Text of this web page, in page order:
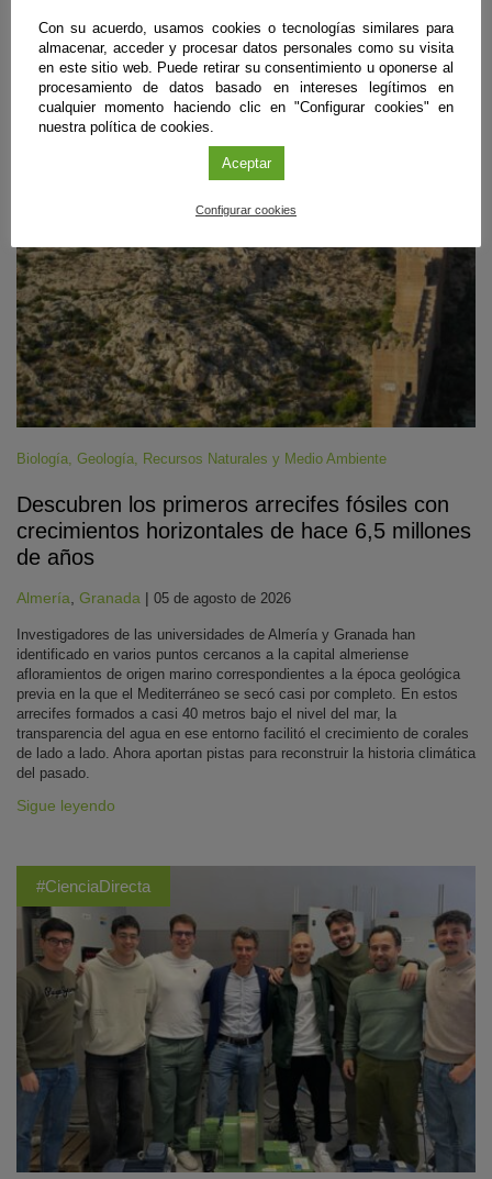
ÚLTIMAS PUBLICACIONES
#CienciaDirecta
Biología Geología Recursos Naturales y Medio Ambiente
Descubren los primeros arrecifes fósiles con
crecimientos horizontales de hace 6,5 millones
de años
Almería Granada | 05 de agosto de 2026
Investigadores de las universidades de Almería y Granada han
identificado en varios puntos cercanos a la capital almeriense
afloramientos de origen marino correspondientes a la época geológica
previa en la que el Mediterráneo se secó casi por completo. En estos
arrecifes formados a casi 40 metros bajo el nivel del mar, la
transparencia del agua en ese entorno facilitó el crecimiento de corales
de lado a lado. Ahora aportan pistas para reconstruir la historia climática
del pasado.
Sigue leyendo
#CienciaDirecta
Con su acuerdo, usamos cookies o tecnologías similares para
almacenar, acceder y procesar datos personales como su visita
en este sitio web. Puede retirar su consentimiento u oponerse al
procesamiento de datos basado en intereses legítimos en
cualquier momento haciendo clic en "Configurar cookies" en
nuestra política de cookies.
Aceptar
Configurar cookies